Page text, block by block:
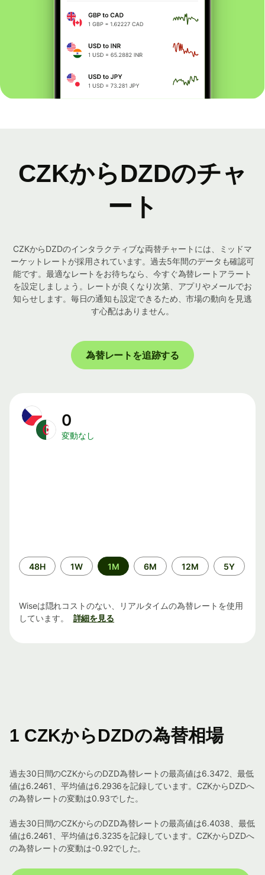
CZKからDZDのチャ
ート
CZKからDZDのインタラクティブな両替チャートには、ミッドマ
ーケットレートが採用されています。過去5年間のデータも確認可
能です。最適なレートをお待ちなら、今すぐ為替レートアラート
を設定しましょう。レートが良くなり次第、アプリやメールでお
知らせします。毎日の通知も設定できるため、市場の動向を見逃
す心配はありません。
為替レートを追跡する
0
変動なし
期
間
48H 1W 1M 6M 12M 5Y
Wiseは隠れコストのない、リアルタイムの為替レートを使用
しています。
詳細を見る
1 CZKからDZDの為替相場
過去30日間のCZKからのDZD為替レートの最高値は6.3472、最低
値は6.2461、平均値は6.2936を記録しています。CZKからDZDへ
の為替レートの変動は0.93でした。
過去30日間のCZKからのDZD為替レートの最高値は6.4038、最低
値は6.2461、平均値は6.3235を記録しています。CZKからDZDへ
の為替レートの変動は-0.92でした。